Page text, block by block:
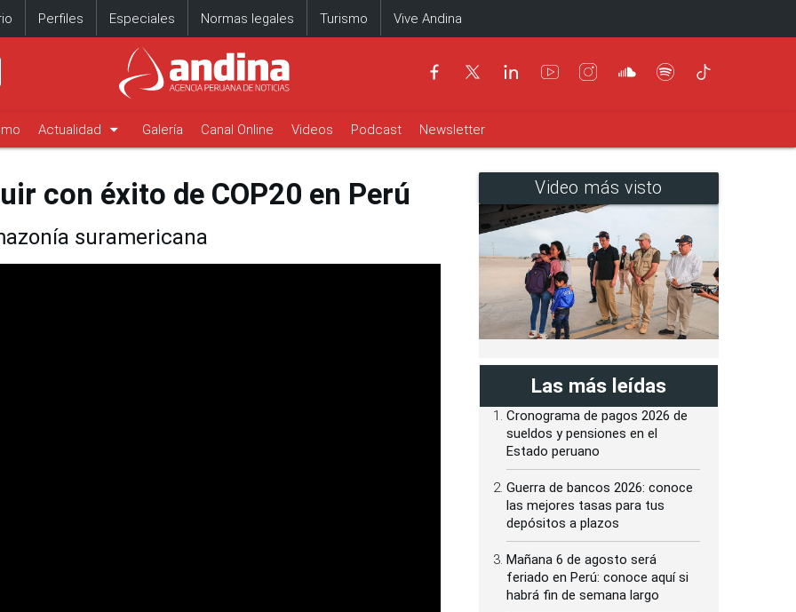
Perfiles Especiales Normas legales Turismo Vive Andina
Actualidad arrow_drop_down Galería Canal Online Videos Podcast Newsletter
con éxito de COP20 en Perú
suramericana
Video más visto
Las más leídas
Cronograma de pagos 2026 de
sueldos y pensiones en el
Estado peruano
Guerra de bancos 2026: conoce
las mejores tasas para tus
depósitos a plazos
Mañana 6 de agosto será
feriado en Perú: conoce aquí si
habrá fin de semana largo